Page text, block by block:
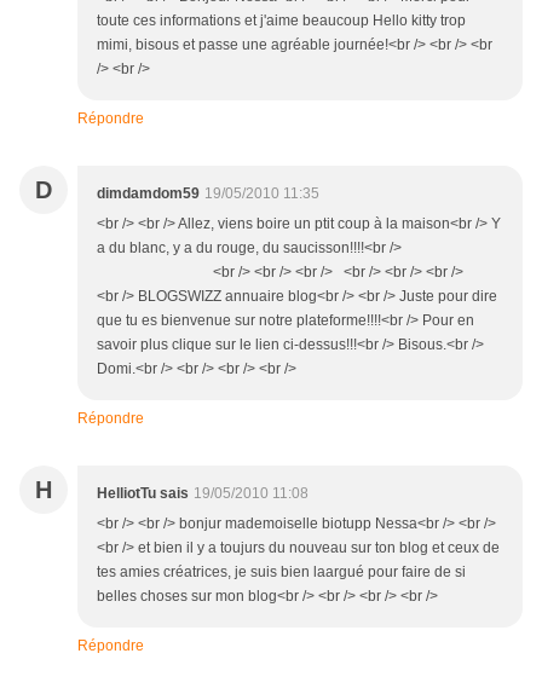
toute ces informations et j'aime beaucoup Hello kitty trop
mimi, bisous et passe une agréable journée!<br /> <br /> <br
/> <br />
Répondre
D dimdamdom59 19/05/2010 11:35
<br /> <br /> Allez, viens boire un ptit coup à la maison<br /> Y
a du blanc, y a du rouge, du saucisson!!!!<br />
<br /> <br /> <br /> <br /> <br /> <br />
<br /> BLOGSWIZZ annuaire blog<br /> <br /> Juste pour dire
que tu es bienvenue sur notre plateforme!!!!<br /> Pour en
savoir plus clique sur le lien ci-dessus!!!<br /> Bisous.<br />
Domi.<br /> <br /> <br /> <br />
Répondre
H HelliotTu sais 19/05/2010 11:08
<br /> <br /> bonjur mademoiselle biotupp Nessa<br /> <br />
<br /> et bien il y a toujurs du nouveau sur ton blog et ceux de
tes amies créatrices, je suis bien laargué pour faire de si
belles choses sur mon blog<br /> <br /> <br /> <br />
Répondre